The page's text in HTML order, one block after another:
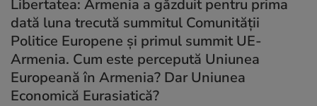
Libertatea: Armenia a găzduit pentru prima
dată luna trecută summitul Comunității
Politice Europene și primul summit UE-
Armenia. Cum este percepută Uniunea
Europeană în Armenia? Dar Uniunea
Economică Eurasiatică?